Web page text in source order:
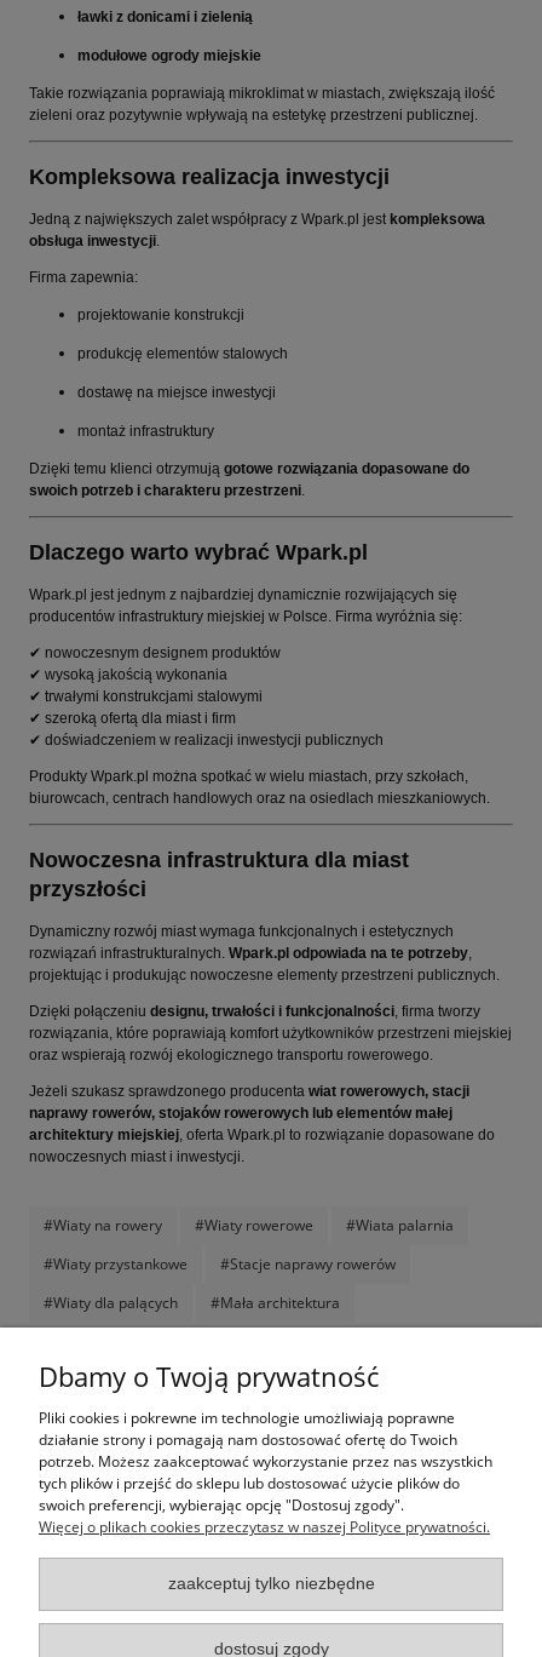
ławki z donicami i zielenią
modułowe ogrody miejskie
Takie rozwiązania poprawiają mikroklimat w miastach, zwiększają ilość
zieleni oraz pozytywnie wpływają na estetykę przestrzeni publicznej.
Kompleksowa realizacja inwestycji
Jedną z największych zalet współpracy z Wpark.pl jest kompleksowa
obsługa inwestycji.
Firma zapewnia:
projektowanie konstrukcji
produkcję elementów stalowych
dostawę na miejsce inwestycji
montaż infrastruktury
Dzięki temu klienci otrzymują gotowe rozwiązania dopasowane do
swoich potrzeb i charakteru przestrzeni.
Dlaczego warto wybrać Wpark.pl
Wpark.pl jest jednym z najbardziej dynamicznie rozwijających się
producentów infrastruktury miejskiej w Polsce. Firma wyróżnia się:
✔ nowoczesnym designem produktów
✔ wysoką jakością wykonania
✔ trwałymi konstrukcjami stalowymi
✔ szeroką ofertą dla miast i firm
✔ doświadczeniem w realizacji inwestycji publicznych
Produkty Wpark.pl można spotkać w wielu miastach, przy szkołach,
biurowcach, centrach handlowych oraz na osiedlach mieszkaniowych.
Nowoczesna infrastruktura dla miast
przyszłości
Dynamiczny rozwój miast wymaga funkcjonalnych i estetycznych
rozwiązań infrastrukturalnych. Wpark.pl odpowiada na te potrzeby
projektując i produkując nowoczesne elementy przestrzeni publicznych.
Dzięki połączeniu designu, trwałości i funkcjonalności , firma tworzy
rozwiązania, które poprawiają komfort użytkowników przestrzeni miejskiej
oraz wspierają rozwój ekologicznego transportu rowerowego.
Jeżeli szukasz sprawdzonego producenta wiat rowerowych, stacji
naprawy rowerów, stojaków rowerowych lub elementów małej
architektury miejskiej , oferta Wpark.pl to rozwiązanie dopasowane do
nowoczesnych miast i inwestycji.
#Wiaty na rowery #Wiaty rowerowe
#Wiata palarnia
#Wiaty przystankowe
#Stacje naprawy rowerów
#Wiaty dla palących
#Mała architektura
Jak kupować
Pomoc
Informacje
Dbamy o Twoją prywatność
Pliki cookies i pokrewne im technologie umożliwiają poprawne
działanie strony i pomagają nam dostosować ofertę do Twoich
potrzeb. Możesz zaakceptować wykorzystanie przez nas wszystkich
tych plików i przejść do sklepu lub dostosować użycie plików do
swoich preferencji, wybierając opcję "Dostosuj zgody".
Więcej o plikach cookies przeczytasz w naszej Polityce prywatności.
zaakceptuj tylko niezbędne
dostosuj zgody